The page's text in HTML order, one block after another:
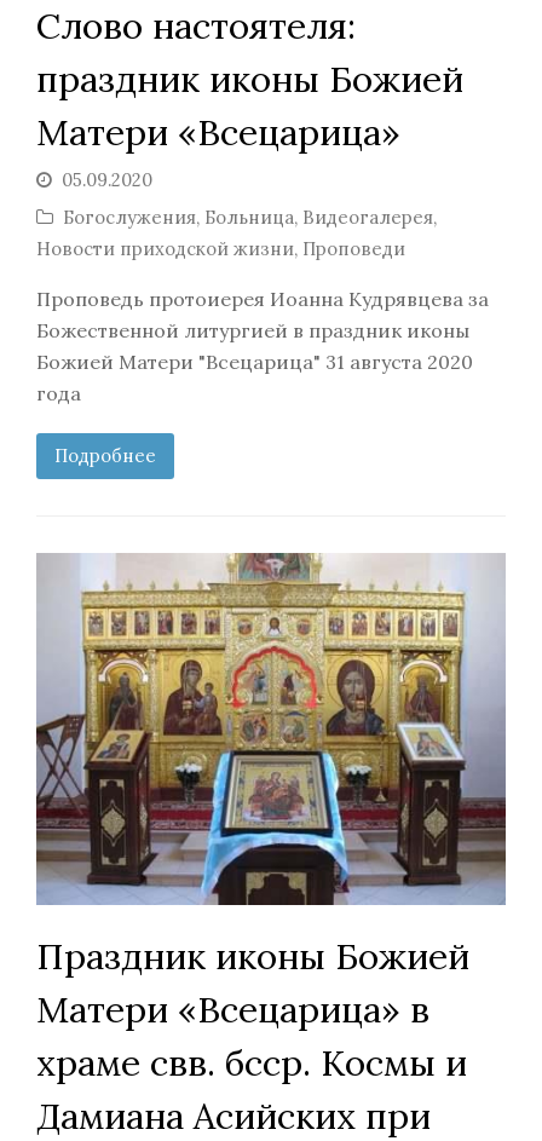
Слово настоятеля:
праздник иконы Божией
Матери «Всецарица»
05.09.2020
Богослужения, Больница, Видеогалерея,
Новости приходской жизни, Проповеди
Проповедь протоиерея Иоанна Кудрявцева за
Божественной литургией в праздник иконы
Божией Матери "Всецарица" 31 августа 2020
года
Подробнее
Праздник иконы Божией
Матери «Всецарица» в
храме свв. бсср. Космы и
Дамиана Асийских при